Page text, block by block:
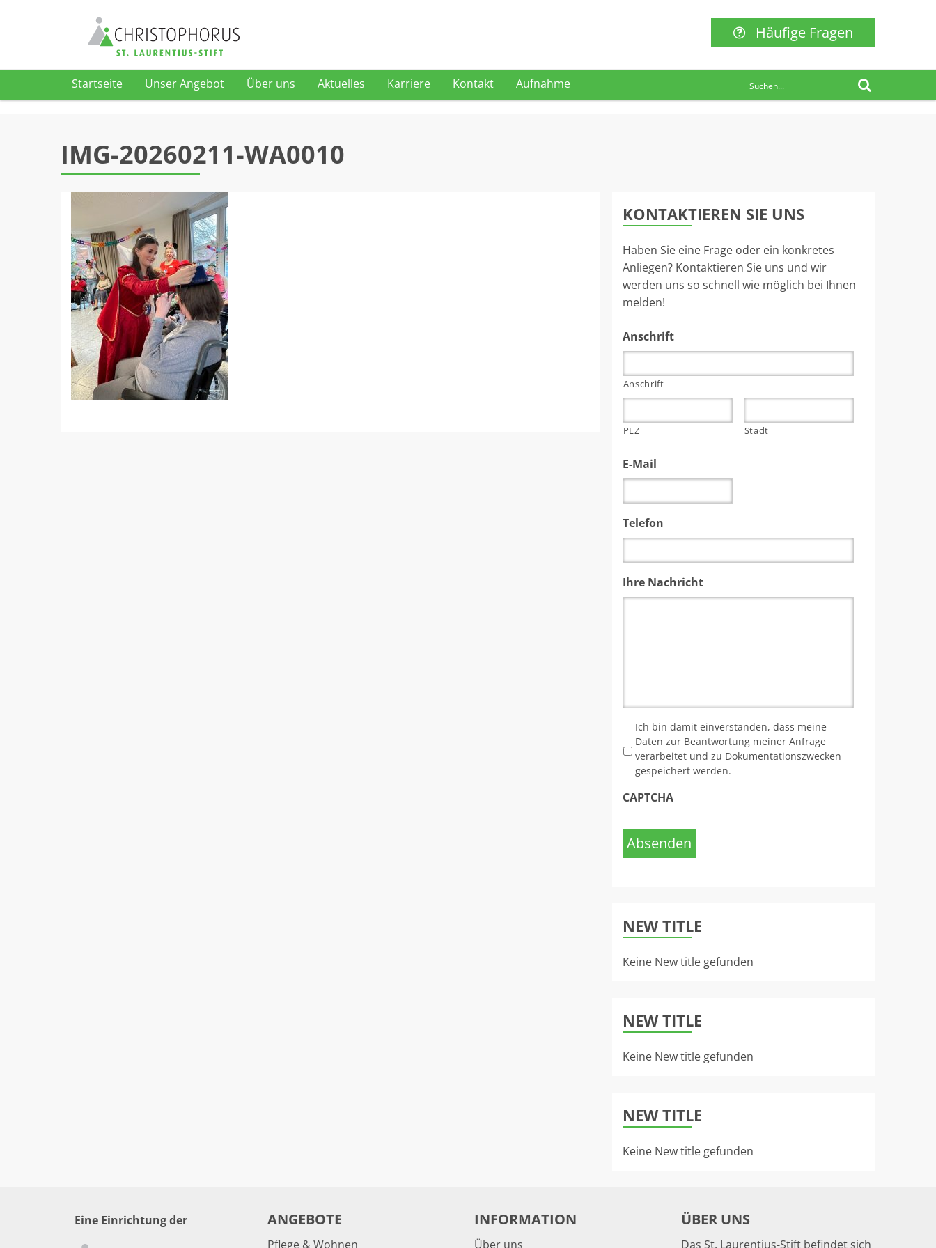
Häufige Fragen
Startseite Unser Angebot Über uns Aktuelles Karriere Kontakt Aufnahme
IMG-20260211-WA0010
KONTAKTIEREN SIE UNS
Haben Sie eine Frage oder ein konkretes
Anliegen? Kontaktieren Sie uns und wir
werden uns so schnell wie möglich bei Ihnen
melden!
Anschrift
Anschrift
PLZ Stadt
E-Mail
Telefon
Ihre Nachricht
Ich bin damit einverstanden, dass meine
Daten zur Beantwortung meiner Anfrage
verarbeitet und zu Dokumentationszwecken
gespeichert werden.
CAPTCHA
Absenden
NEW TITLE
Keine New title gefunden
NEW TITLE
Keine New title gefunden
NEW TITLE
Keine New title gefunden
Eine Einrichtung der ANGEBOTE
Pflege & Wohnen
INFORMATION
Über uns
ÜBER UNS
Das St. Laurentius-Stift befindet sich